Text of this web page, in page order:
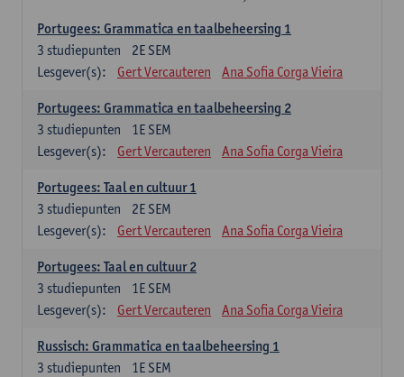
Portugees: Grammatica en taalbeheersing 1
2E SEM
3 studiepunten
Lesgever(s):
Gert Vercauteren Ana Sofia Corga Vieira
Portugees: Grammatica en taalbeheersing 2
1E SEM
3 studiepunten
Lesgever(s):
Gert Vercauteren Ana Sofia Corga Vieira
Portugees: Taal en cultuur 1
2E SEM
3 studiepunten
Lesgever(s):
Gert Vercauteren Ana Sofia Corga Vieira
Portugees: Taal en cultuur 2
1E SEM
3 studiepunten
Lesgever(s):
Gert Vercauteren Ana Sofia Corga Vieira
Russisch: Grammatica en taalbeheersing 1
1E SEM
3 studiepunten